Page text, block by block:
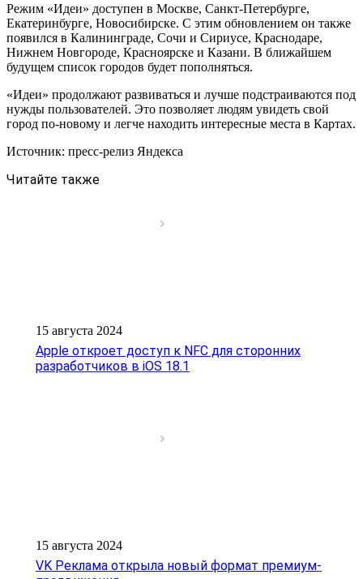
Режим «Идеи» доступен в Москве, Санкт-Петербурге,
Екатеринбурге, Новосибирске. С этим обновлением он также
появился в Калининграде, Сочи и Сириусе, Краснодаре,
Нижнем Новгороде, Красноярске и Казани. В ближайшем
будущем список городов будет пополняться.
«Идеи» продолжают развиваться и лучше подстраиваются под
нужды пользователей. Это позволяет людям увидеть свой
город по-новому и легче находить интересные места в Картах.
Источник: пресс-релиз Яндекса
Читайте также
15 августа 2024
Apple откроет доступ к NFC для сторонних
разработчиков в iOS 18.1
15 августа 2024
VK Реклама открыла новый формат премиум-